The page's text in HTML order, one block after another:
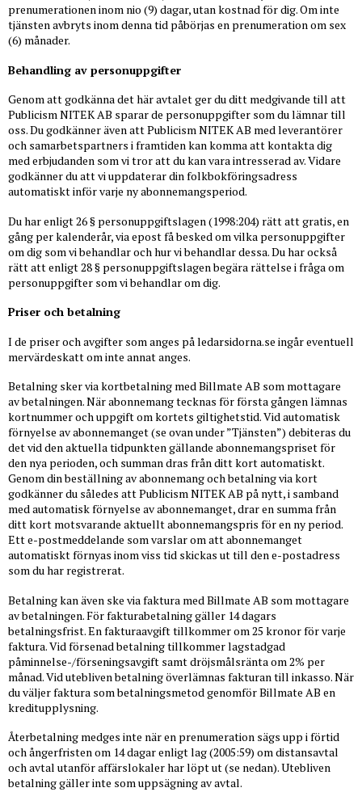
prenumerationen inom nio (9) dagar, utan kostnad för dig. Om inte
tjänsten avbryts inom denna tid påbörjas en prenumeration om sex
(6) månader.
Behandling av personuppgifter
Genom att godkänna det här avtalet ger du ditt medgivande till att
Publicism NITEK AB sparar de personuppgifter som du lämnar till
oss. Du godkänner även att Publicism NITEK AB med leverantörer
och samarbetspartners i framtiden kan komma att kontakta dig
med erbjudanden som vi tror att du kan vara intresserad av. Vidare
godkänner du att vi uppdaterar din folkbokföringsadress
automatiskt inför varje ny abonnemangsperiod.
Du har enligt 26 § personuppgiftslagen (1998:204) rätt att gratis, en
gång per kalenderår, via epost få besked om vilka personuppgifter
om dig som vi behandlar och hur vi behandlar dessa. Du har också
rätt att enligt 28 § personuppgiftslagen begära rättelse i fråga om
personuppgifter som vi behandlar om dig.
Priser och betalning
I de priser och avgifter som anges på ledarsidorna.se ingår eventuell
mervärdeskatt om inte annat anges.
Betalning sker via kortbetalning med Billmate AB som mottagare
av betalningen. När abonnemang tecknas för första gången lämnas
kortnummer och uppgift om kortets giltighetstid. Vid automatisk
förnyelse av abonnemanget (se ovan under ”Tjänsten”) debiteras du
det vid den aktuella tidpunkten gällande abonnemangspriset för
den nya perioden, och summan dras från ditt kort automatiskt.
Genom din beställning av abonnemang och betalning via kort
godkänner du således att Publicism NITEK AB på nytt, i samband
med automatisk förnyelse av abonnemanget, drar en summa från
ditt kort motsvarande aktuellt abonnemangspris för en ny period.
Ett e-postmeddelande som varslar om att abonnemanget
automatiskt förnyas inom viss tid skickas ut till den e-postadress
som du har registrerat.
Betalning kan även ske via faktura med Billmate AB som mottagare
av betalningen. För fakturabetalning gäller 14 dagars
betalningsfrist. En fakturaavgift tillkommer om 25 kronor för varje
faktura. Vid försenad betalning tillkommer lagstadgad
påminnelse-/förseningsavgift samt dröjsmålsränta om 2% per
månad. Vid utebliven betalning överlämnas fakturan till inkasso. När
du väljer faktura som betalningsmetod genomför Billmate AB en
kreditupplysning.
Återbetalning medges inte när en prenumeration sägs upp i förtid
och ångerfristen om 14 dagar enligt lag (2005:59) om distansavtal
och avtal utanför affärslokaler har löpt ut (se nedan). Utebliven
betalning gäller inte som uppsägning av avtal.